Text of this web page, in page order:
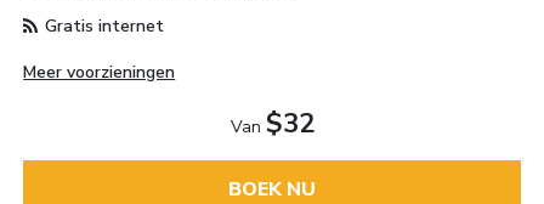
Gratis internet
Meer voorzieningen
Van $32
BOEK NU